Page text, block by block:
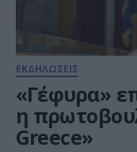
ΕΚΔΗΛΩΣΕΙΣ
«Γέφυρα»
η
Greece»